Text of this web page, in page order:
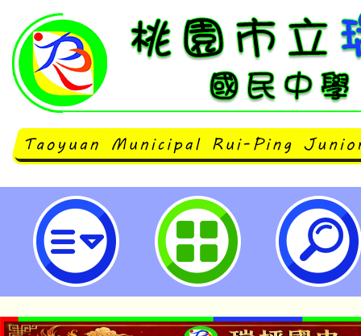
主旨：檢送本局與長庚大學台塑企
理「第13屆（113學年度）品德教
計畫1份，請踴躍推薦符合資格之
桃園市立瑞坪國民中學